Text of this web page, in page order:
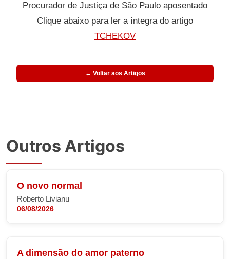
Procurador de Justiça de São Paulo aposentado
Clique abaixo para ler a íntegra do artigo
TCHEKOV
← Voltar aos Artigos
Outros Artigos
O novo normal
Roberto Livianu
06/08/2026
A dimensão do amor paterno